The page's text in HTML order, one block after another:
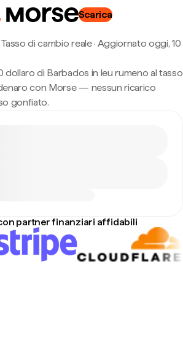
Scarica
di cambio reale· Aggiornato oggi, 10
dollaro di Barbados in leu rumeno al tasso
con Morse — nessun ricarico
gonfiato.
partner finanziari affidabili